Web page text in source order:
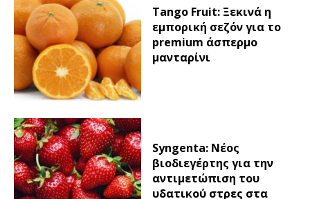
Tango Fruit: Ξεκινά η
εμπορική σεζόν για το
premium άσπερμο
μανταρίνι
Syngenta: Νέος
βιοδιεγέρτης για την
αντιμετώπιση του
υδατικού στρες στα